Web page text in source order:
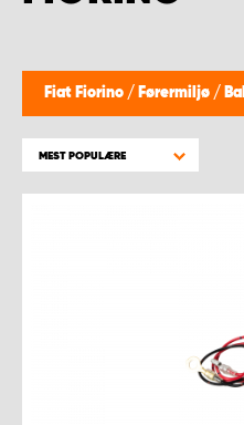
Fiat Fiorino / Førermiljø /
MEST POPULÆRE